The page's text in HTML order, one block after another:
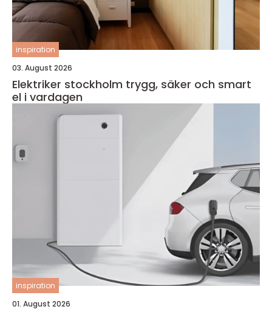
inspiration
03. August 2026
Elektriker stockholm trygg, säker och smart
el i vardagen
inspiration
01. August 2026